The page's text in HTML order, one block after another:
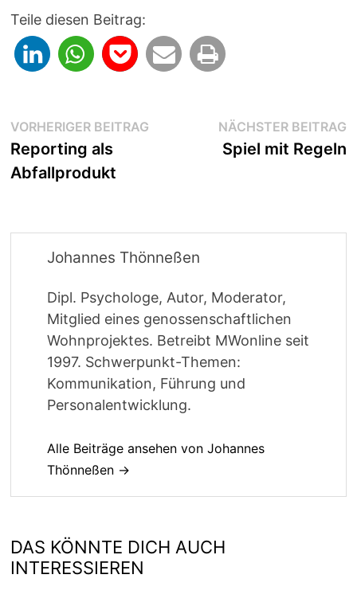
Teile diesen Beitrag:
Beitragsnavigation
VORHERIGER BEITRAG Vorheriger
Reporting als
Abfallprodukt
NÄCHSTER BEITRAG
Spiel mit Regeln
Johannes Thönneßen
Dipl. Psychologe, Autor, Moderator,
Mitglied eines genossenschaftlichen
Wohnprojektes. Betreibt MWonline seit
1997. Schwerpunkt-Themen:
Kommunikation, Führung und
Personalentwicklung.
Alle Beiträge ansehen von Johannes
Thönneßen →
DAS KÖNNTE DICH AUCH
INTERESSIEREN